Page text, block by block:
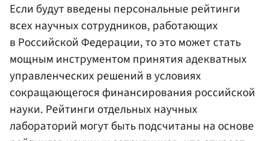
Если будут введены персональные рейтинги
всех научных сотрудников, работающих
в Российской Федерации, то это может стать
мощным инструментом принятия адекватных
управленческих решений в условиях
сокращающегося финансирования российской
науки. Рейтинги отдельных научных
лабораторий могут быть подсчитаны на основе